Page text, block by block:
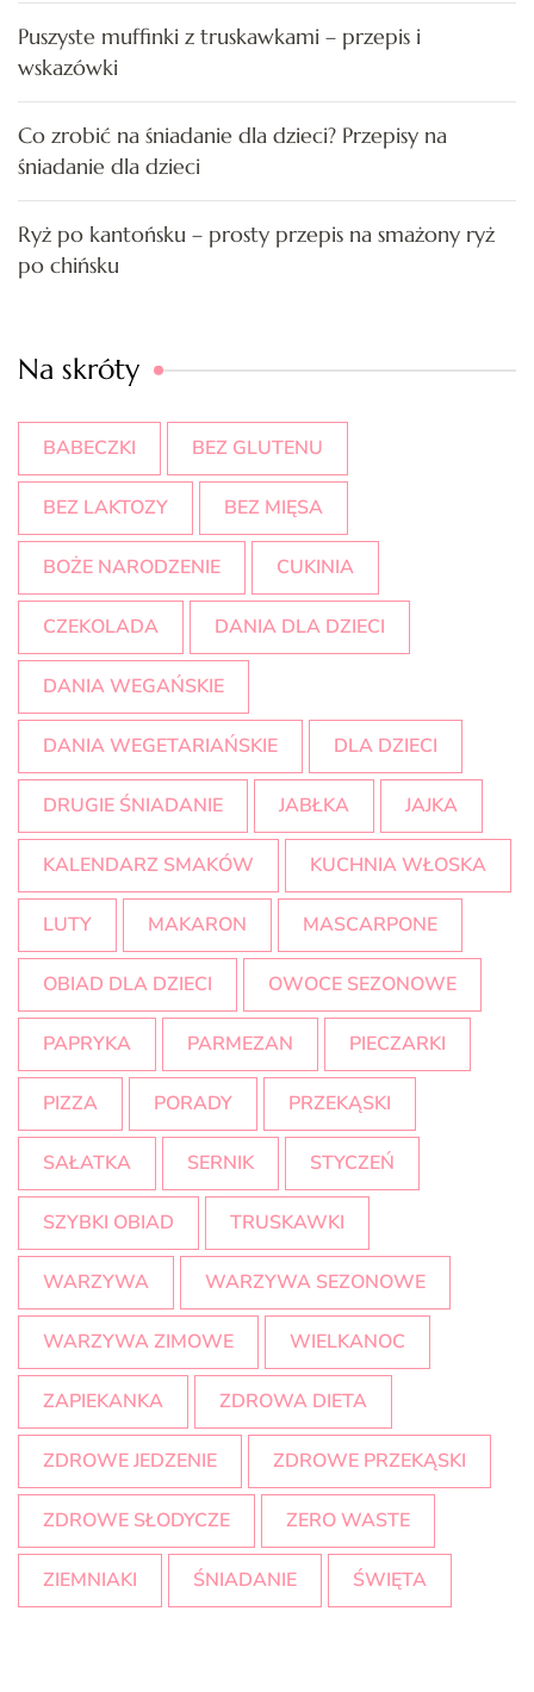
Puszyste muffinki z truskawkami – przepis i
wskazówki
Co zrobić na śniadanie dla dzieci? Przepisy na
śniadanie dla dzieci
Ryż po kantońsku – prosty przepis na smażony ryż
po chińsku
Na skróty
BABECZKI BEZ GLUTENU
BEZ LAKTOZY BEZ MIĘSA
BOŻE NARODZENIE CUKINIA
CZEKOLADA DANIA DLA DZIECI
DANIA WEGAŃSKIE
DANIA WEGETARIAŃSKIE DLA DZIECI
DRUGIE ŚNIADANIE JABŁKA JAJKA
KALENDARZ SMAKÓW KUCHNIA WŁOSKA
LUTY MAKARON MASCARPONE
OBIAD DLA DZIECI OWOCE SEZONOWE
PAPRYKA PARMEZAN PIECZARKI
PIZZA PORADY PRZEKĄSKI
SAŁATKA SERNIK STYCZEŃ
SZYBKI OBIAD TRUSKAWKI
WARZYWA WARZYWA SEZONOWE
WARZYWA ZIMOWE WIELKANOC
ZAPIEKANKA ZDROWA DIETA
ZDROWE JEDZENIE ZDROWE PRZEKĄSKI
ZDROWE SŁODYCZE ZERO WASTE
ZIEMNIAKI ŚNIADANIE ŚWIĘTA